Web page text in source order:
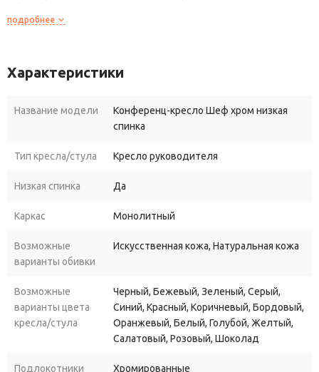
регулировки высоты позволит настроить кресло под каждого
рабочих зон. Оно станет ярким акцентом в любом интерьере
Но что действительно отличает
сиденья и спинки, кресло обеспечивает максимальный
комфорт даже при длительном использовании. А мягкий
долговечность и сохранение внешнего вида кресла на долгие
Выберите конференц-кресло
пространство станет еще более стильным и комфортным!
подробнее
Характеристики
Название модели
Конференц-кресло Шеф хром низкая
спинка
Тип кресла/стула Кресло руководителя
Низкая спинка Да
Каркас Монолитный
Возможные
варианты обивки
Искусственная кожа, Натуральная кожа
Возможные
варианты цвета
кресла/стула
Черный, Бежевый, Зеленый, Серый,
Синий, Красный, Коричневый, Бордовый,
Оранжевый, Белый, Голубой, Желтый,
Салатовый, Розовый, Шоколад
Подлокотники Хромированные